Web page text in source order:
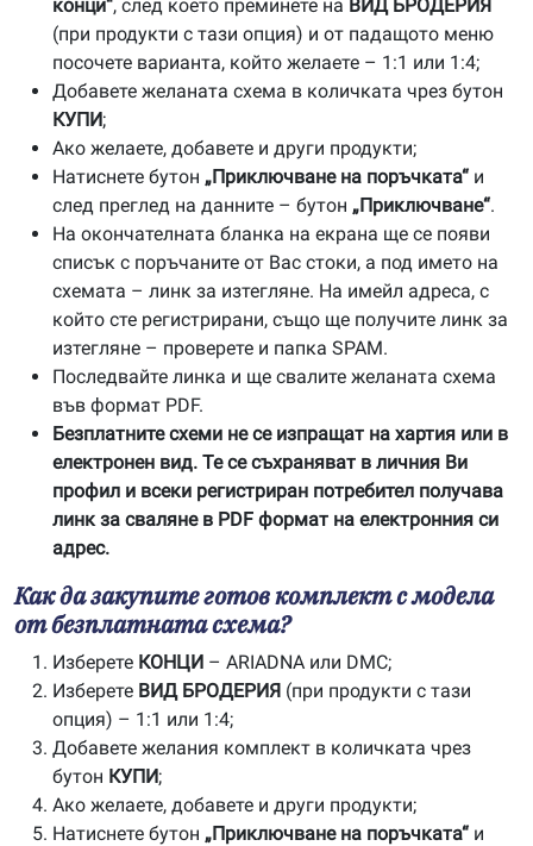
конци“, след което преминете на ВИД БРОДЕРИЯ
(при продукти с тази опция) и от падащото меню
посочете варианта, който желаете – 1:1 или 1:4;
Добавете желаната схема в количката чрез бутон
КУПИ;
Ако желаете, добавете и други продукти;
Натиснете бутон „Приключване на поръчката“ и
след преглед на данните – бутон „Приключване“.
На окончателната бланка на екрана ще се появи
списък с поръчаните от Вас стоки, а под името на
схемата – линк за изтегляне. На имейл адреса, с
който сте регистрирани, също ще получите линк за
изтегляне – проверете и папка SPAM.
Последвайте линка и ще свалите желаната схема
във формат PDF.
Безплатните схеми не се изпращат на хартия или в
електронен вид. Те се съхраняват в личния Ви
профил и всеки регистриран потребител получава
линк за сваляне в PDF формат на електронния си
адрес.
Как да закупите готов комплект с модела
от безплатната схема?
Изберете КОНЦИ – ARIADNA или DMC;
Изберете ВИД БРОДЕРИЯ (при продукти с тази
опция) – 1:1 или 1:4;
Добавете желания комплект в количката чрез
бутон КУПИ;
Ако желаете, добавете и други продукти;
Натиснете бутон „Приключване на поръчката“ и